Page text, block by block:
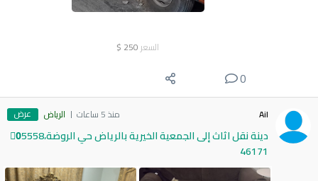
السعر 250
$
0
Ail منذ 5 ساعات الرياض عرض
دينة نقل اثاث إلى الجمعية الخيرية بالرياض حي الروضة،0َ5558
46171